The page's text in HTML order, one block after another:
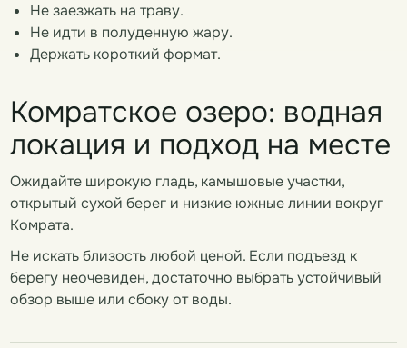
Не заезжать на траву.
Не идти в полуденную жару.
Держать короткий формат.
Комратское озеро: водная
локация и подход на месте
Ожидайте широкую гладь, камышовые участки,
открытый сухой берег и низкие южные линии вокруг
Комрата.
Не искать близость любой ценой. Если подъезд к
берегу неочевиден, достаточно выбрать устойчивый
обзор выше или сбоку от воды.